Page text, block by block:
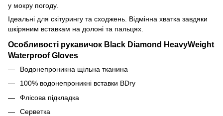
у мокру погоду.
Ідеальні для скітурингу та сходжень. Відмінна хватка завдяки
шкіряним вставкам на долоні та пальцях.
Особливості рукавичок Black Diamond HeavyWeight
Waterproof Gloves
Водонепроникна щільна тканина
100% водонепроникні вставки BDry
Флісова підкладка
Серветка